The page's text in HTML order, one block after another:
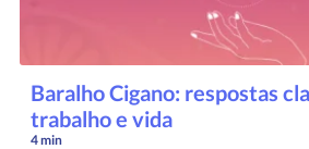
Baralho Cigano: respostas
trabalho e vida
4 min